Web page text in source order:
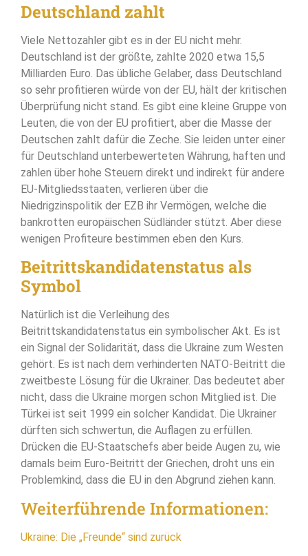
Deutschland zahlt
Viele Nettozahler gibt es in der EU nicht mehr.
Deutschland ist der größte, zahlte 2020 etwa 15,5
Milliarden Euro. Das übliche Gelaber, dass Deutschland
so sehr profitieren würde von der EU, hält der kritischen
Überprüfung nicht stand. Es gibt eine kleine Gruppe von
Leuten, die von der EU profitiert, aber die Masse der
Deutschen zahlt dafür die Zeche. Sie leiden unter einer
für Deutschland unterbewerteten Währung, haften und
zahlen über hohe Steuern direkt und indirekt für andere
EU-Mitgliedsstaaten, verlieren über die
Niedrigzinspolitik der EZB ihr Vermögen, welche die
bankrotten europäischen Südländer stützt. Aber diese
wenigen Profiteure bestimmen eben den Kurs.
Beitrittskandidatenstatus als
Symbol
Natürlich ist die Verleihung des
Beitrittskandidatenstatus ein symbolischer Akt. Es ist
ein Signal der Solidarität, dass die Ukraine zum Westen
gehört. Es ist nach dem verhinderten NATO-Beitritt die
zweitbeste Lösung für die Ukrainer. Das bedeutet aber
nicht, dass die Ukraine morgen schon Mitglied ist. Die
Türkei ist seit 1999 ein solcher Kandidat. Die Ukrainer
dürften sich schwertun, die Auflagen zu erfüllen.
Drücken die EU-Staatschefs aber beide Augen zu, wie
damals beim Euro-Beitritt der Griechen, droht uns ein
Problemkind, dass die EU in den Abgrund ziehen kann.
Weiterführende Informationen:
Ukraine: Die „Freunde“ sind zurück